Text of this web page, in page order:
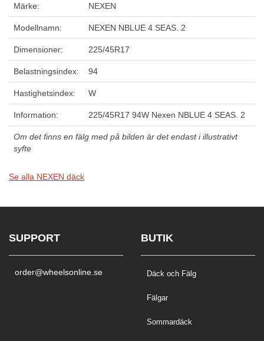
Märke: NEXEN
Modellnamn: NEXEN NBLUE 4 SEAS. 2
Dimensioner: 225/45R17
Belastningsindex: 94
Hastighetsindex: W
Information: 225/45R17 94W Nexen NBLUE 4 SEAS. 2
Om det finns en fälg med på bilden är det endast i illustrativt
syfte
Se alla NEXEN däck
SUPPORT
order@wheelsonline.se
BUTIK
Däck och Fälg
Fälgar
Sommardäck